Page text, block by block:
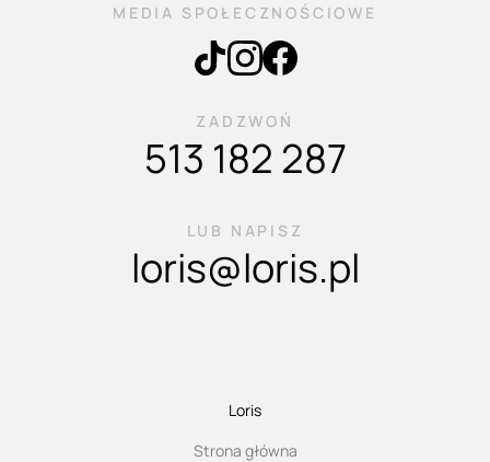
MEDIA SPOŁECZNOŚCIOWE
ZADZWOŃ
513 182 287
LUB NAPISZ
loris@loris.pl
Loris
Strona główna